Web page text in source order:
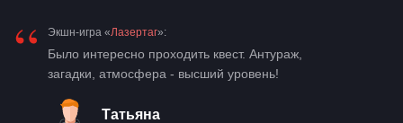
“ Экшн-игра «Лазертаг»:
Было интересно проходить квест. Антураж,
загадки, атмосфера - высший уровень!
Татьяна